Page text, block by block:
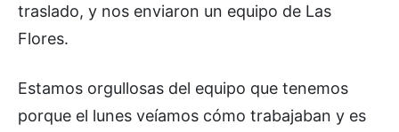
traslado, y nos enviaron un equipo de Las
Flores.
Estamos orgullosas del equipo que tenemos
porque el lunes veíamos cómo trabajaban y es